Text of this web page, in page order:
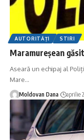
AUTORITĂȚI STIRI
Maramureșean
Aseară un echipaj al
Mare…
Moldovan Dana aprilie